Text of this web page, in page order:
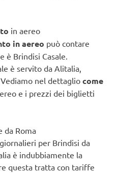
in aereo
in aereo può contare
è Brindisi Casale.
è servito da Alitalia,
nel dettaglio come
e i prezzi dei biglietti
da Roma
per Brindisi da
è indubbiamente la
questa tratta con tariffe